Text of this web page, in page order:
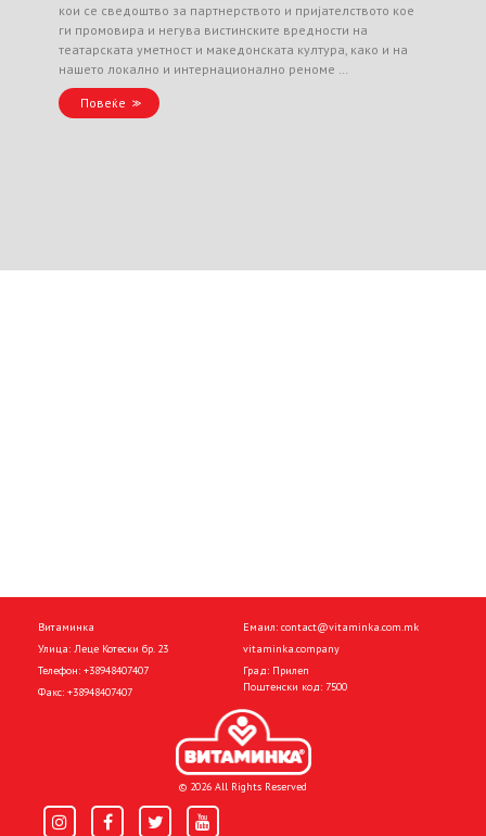
кои се сведоштво за партнерството и пријателството кое
ги промовира и негува вистинските вредности на
театарската уметност и македонската култура, како и на
нашето локално и интернационално реноме …
Повеќе
Витаминка
Улица: Леце Котески бр. 23
Телефон: +38948407407
Факс: +38948407407
Емаил: contact@vitaminka.com.mk
vitaminka.company
Град: Прилеп
Поштенски код: 7500
© 2026 All Rights Reserved